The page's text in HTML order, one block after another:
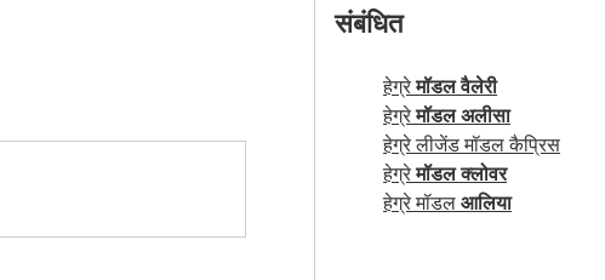
संबंधित
हेग्रेमॉडल वैलेरी
हेग्रेमॉडल अलीसा
हेग्रे लीजेंड मॉडल कैप्रिस
हेग्रेमॉडल क्लोवर
हेग्रे मॉडलआलिया